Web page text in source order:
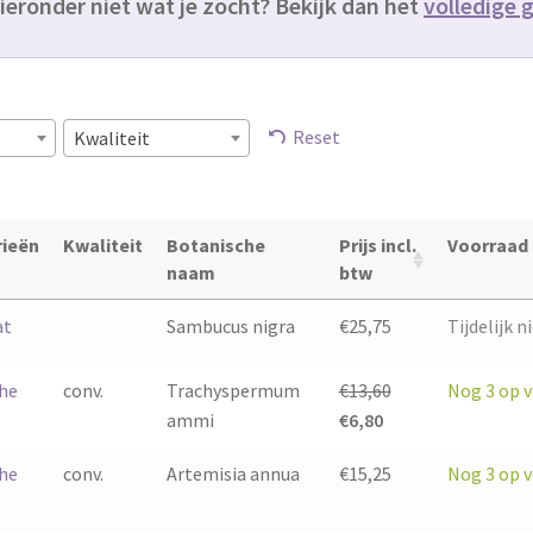
Kwaliteit Reset
Kwaliteit
Botanische
naam
Prijs incl.
btw
Voorraad
Sambucus nigra €25,75 Tijdelijk
conv.
Trachyspermum
ammi
€13,60
Oorspronkelijke
was:
€6,80Huidige
is:
Nog 3 op
conv. Artemisia annua €15,25 Nog 3 op